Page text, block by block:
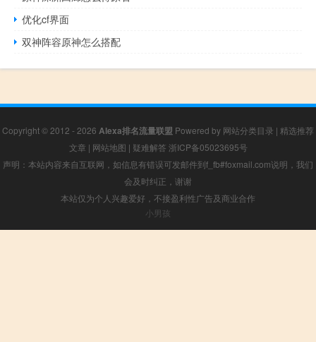
优化cf界面
双神阵容原神怎么搭配
Copyright © 2012 - 2026 Alexa排名流量联盟 Powered by 网站分类目录 | 精选推荐
文章 | 网站地图 | 疑难解答 浙ICP备05023695号
声明：本站内容来自互联网，如信息有错误可发邮件到f_fb#foxmail.com说明，我们
会及时纠正，谢谢
本站仅为个人兴趣爱好，不接盈利性广告及商业合作
小男孩